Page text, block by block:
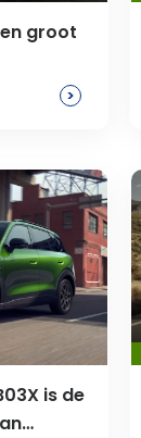
groot
>
is de